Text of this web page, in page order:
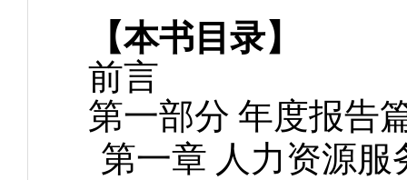
【本书目录】
前言
第一部分 年度报告
第一章 人力资源